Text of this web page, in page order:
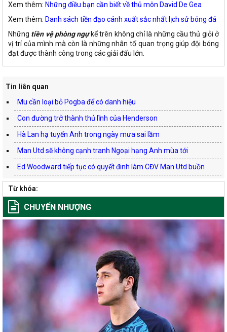
Xem thêm: Những điều bạn cần biết về thủ môn David De Gea
Xem thêm: Danh sách tiền đạo cánh xuất sắc nhất lịch sử bóng đá
Những tiền vệ phòng ngựkể trên không chỉ là những cầu thủ giỏi ở
vị trí của mình mà còn là những nhân tố quan trọng giúp đội bóng
đạt được thành công trong các giải đấu lớn.
Tin liên quan
Mu cần loại bỏ Pogba để có danh hiệu
Con đường trở thành thủ lĩnh của Henderson
Hà Lan hạ tuyển Anh trong ngày mưa sai lầm
Man Utd sẽ không cạnh tranh Ngoại hạng Anh mùa tới
Ed Woodward tiếp tục có quyết đinh làm CĐV Man Utd buồn
Từ khóa:
CHUYỂN NHƯỢNG